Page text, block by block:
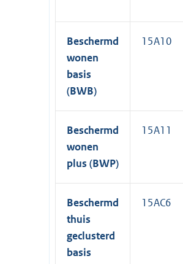
Beschermd
wonen
basis
(BWB)
15A10
Beschermd
wonen
plus (BWP)
15A11
Beschermd
thuis
geclusterd
basis
15AC6